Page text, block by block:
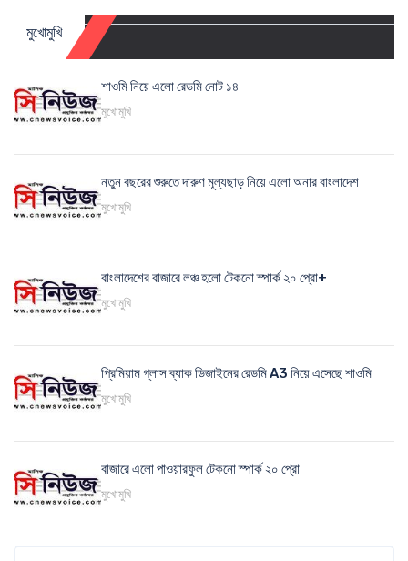
মুখোমুখি
শাওমি নিয়ে এলো রেডমি নোট ১৪
মুখোমুখি
নতুন বছরের শুরুতে দারুণ মূল্যছাড় নিয়ে এলো অনার বাংলাদেশ
মুখোমুখি
বাংলাদেশের বাজারে লঞ্চ হলো টেকনো স্পার্ক ২০ প্রো+
মুখোমুখি
প্রিমিয়াম গ্লাস ব্যাক ডিজাইনের রেডমি A3 নিয়ে এসেছে শাওমি
মুখোমুখি
বাজারে এলো পাওয়ারফুল টেকনো স্পার্ক ২০ প্রো
মুখোমুখি